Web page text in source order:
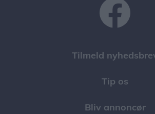
Tilmeld
Tip os
Bliv annoncør